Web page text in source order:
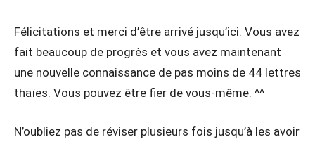
Félicitations et merci d’être arrivé jusqu’ici. Vous avez
fait beaucoup de progrès et vous avez maintenant
une nouvelle connaissance de pas moins de 44 lettres
thaïes. Vous pouvez être fier de vous-même. ^^
N’oubliez pas de réviser plusieurs fois jusqu’à les avoir